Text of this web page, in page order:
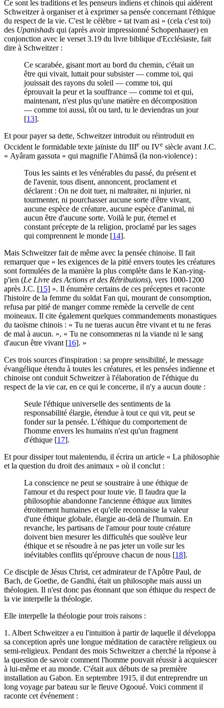
Ce sont les traditions et les penseurs indiens et chinois qui aidèrent
Schweitzer à organiser et à exprimer sa pensée concernant l'éthique
du respect de la vie. C'est le célèbre « tat tvam asi » (cela c'est toi)
des Upanishads qui (après avoir impressionné Schopenhauer) en
conjonction avec le verset 3.19 du livre biblique d'Ecclésiaste, fait
dire à Schweitzer :
Ce scarabée, gisant mort au bord du chemin, c'était un
être qui vivait, luttait pour subsister — comme toi, qui
jouissait des rayons du soleil — comme toi, qui
éprouvait la peur et la souffrance — comme toi et qui,
maintenant, n'est plus qu'une matière en décomposition
— comme toi aussi, tôt ou tard, tu le deviendras un jour
[13].
Et pour payer sa dette, Schweitzer introduit ou réintroduit en
Occident le formidable texte jaïniste du IIIe ou IVe siècle avant J.C.
« Ayâram gassuta » qui magnifie l'Ahimsâ (la non-violence) :
Tous les saints et les vénérables du passé, du présent et
de l'avenir, tous disent, annoncent, proclament et
déclarent : On ne doit tuer, ni maltraiter, ni injurier, ni
tourmenter, ni pourchasser aucune sorte d'être vivant,
aucune espèce de créature, aucune espèce d'animal, ni
aucun être d'aucune sorte. Voilà le pur, éternel et
constant précepte de la religion, proclamé par les sages
qui comprennent le monde [14].
Mais Schweitzer fait de même avec la pensée chinoise. Il fait
remarquer que « les exigences de la pitié envers toutes les créatures
sont formulées de la manière la plus complète dans le Kan-ying-
p'ien (Le Livre des Actions et des Rétributions), vers 1000-1200
après J.C. [15] ». Il énumère certains de ces préceptes et raconte
l'histoire de la femme du soldat Fan qui, mourant de consomption,
refusa par pitié de manger comme remède la cervelle de cent
moineaux. Il cite également quelques commandements monastiques
du taoïsme chinois : « Tu ne tueras aucun être vivant et tu ne feras
de mal à aucun. », « Tu ne consommeras ni la viande ni le sang
d'aucun être vivant[16]. »
Ces trois sources d'inspiration : sa propre sensibilité, le message
évangélique étendu à toutes les créatures, et les pensées indienne et
chinoise ont conduit Schweitzer à l'élaboration de l'éthique du
respect de la vie car, en ce qui le concerne, il n'y a aucun doute :
Seule l'éthique universelle des sentiments de la
responsabilité élargie, étendue à tout ce qui vit, peut se
fonder sur la pensée. L'éthique du comportement de
l'homme envers les humains n'est qu'un fragment
d'éthique [17].
Et pour dissiper tout malentendu, il écrira un article « La philosophie
et la question du droit des animaux » où il conclut :
La conscience ne peut se soustraire à une éthique de
l'amour et du respect pour toute vie. Il faudra que la
philosophie abandonne l'ancienne éthique aux limites
étroitement humaines et qu'elle reconnaisse la valeur
d'une éthique globale, élargie au-delà de l'humain. En
revanche, les partisans de l'amour pour toute créature
doivent bien mesurer les difficultés que soulève leur
éthique et se résoudre à ne pas jeter un voile sur les
inévitables conflits qu'éprouve chacun de nous [18].
Ce disciple de Jésus Christ, cet admirateur de l'Apôtre Paul, de
Bach, de Goethe, de Gandhi, était un philosophe mais aussi un
théologien. Il n'est donc pas étonnant que son éthique du respect de
la vie interpelle la théologie.
Elle interpelle la théologie pour trois raisons :
1. Albert Schweitzer a eu l'intuition à partir de laquelle il développa
sa conception après une longue méditation de caractère religieux ou
semi-religieux. Pendant des mois Schweitzer a cherché la réponse à
la question de savoir comment l'homme pouvait réussir à acquiescer
à lui-même et au monde. C'était aux débuts de sa première
installation au Gabon. En septembre 1915, il dut entreprendre un
long voyage par bateau sur le fleuve Ogooué. Voici comment il
raconte cet événement :